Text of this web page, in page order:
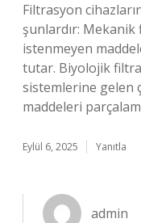
Filtrasyon
şunlardır: Mekanik
istenmeyen
tutar. Biyolojik
sistemlerine gelen
maddeleri
Eylül 6, 2025 Yanıtla
admin